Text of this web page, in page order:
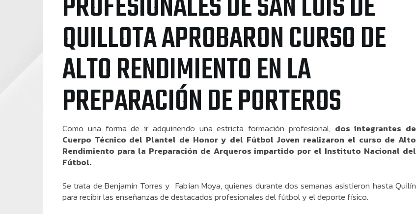
QUILLOTA APROBARON CURSO DE
ALTO RENDIMIENTO EN LA
PREPARACIÓN DE PORTEROS
Como una forma de ir adquiriendo una estricta formación profesional, dos integrantes de
Cuerpo Técnico del Plantel de Honor y del Fútbol Joven realizaron el curso de Alto
Rendimiento para la Preparación de Arqueros impartido por el Instituto Nacional del
Fútbol.
Se trata de Benjamín Torres y Fabían Moya, quienes durante dos semanas asistieron hasta Quilín
para recibir las enseñanzas de destacados profesionales del fútbol y el deporte físico.